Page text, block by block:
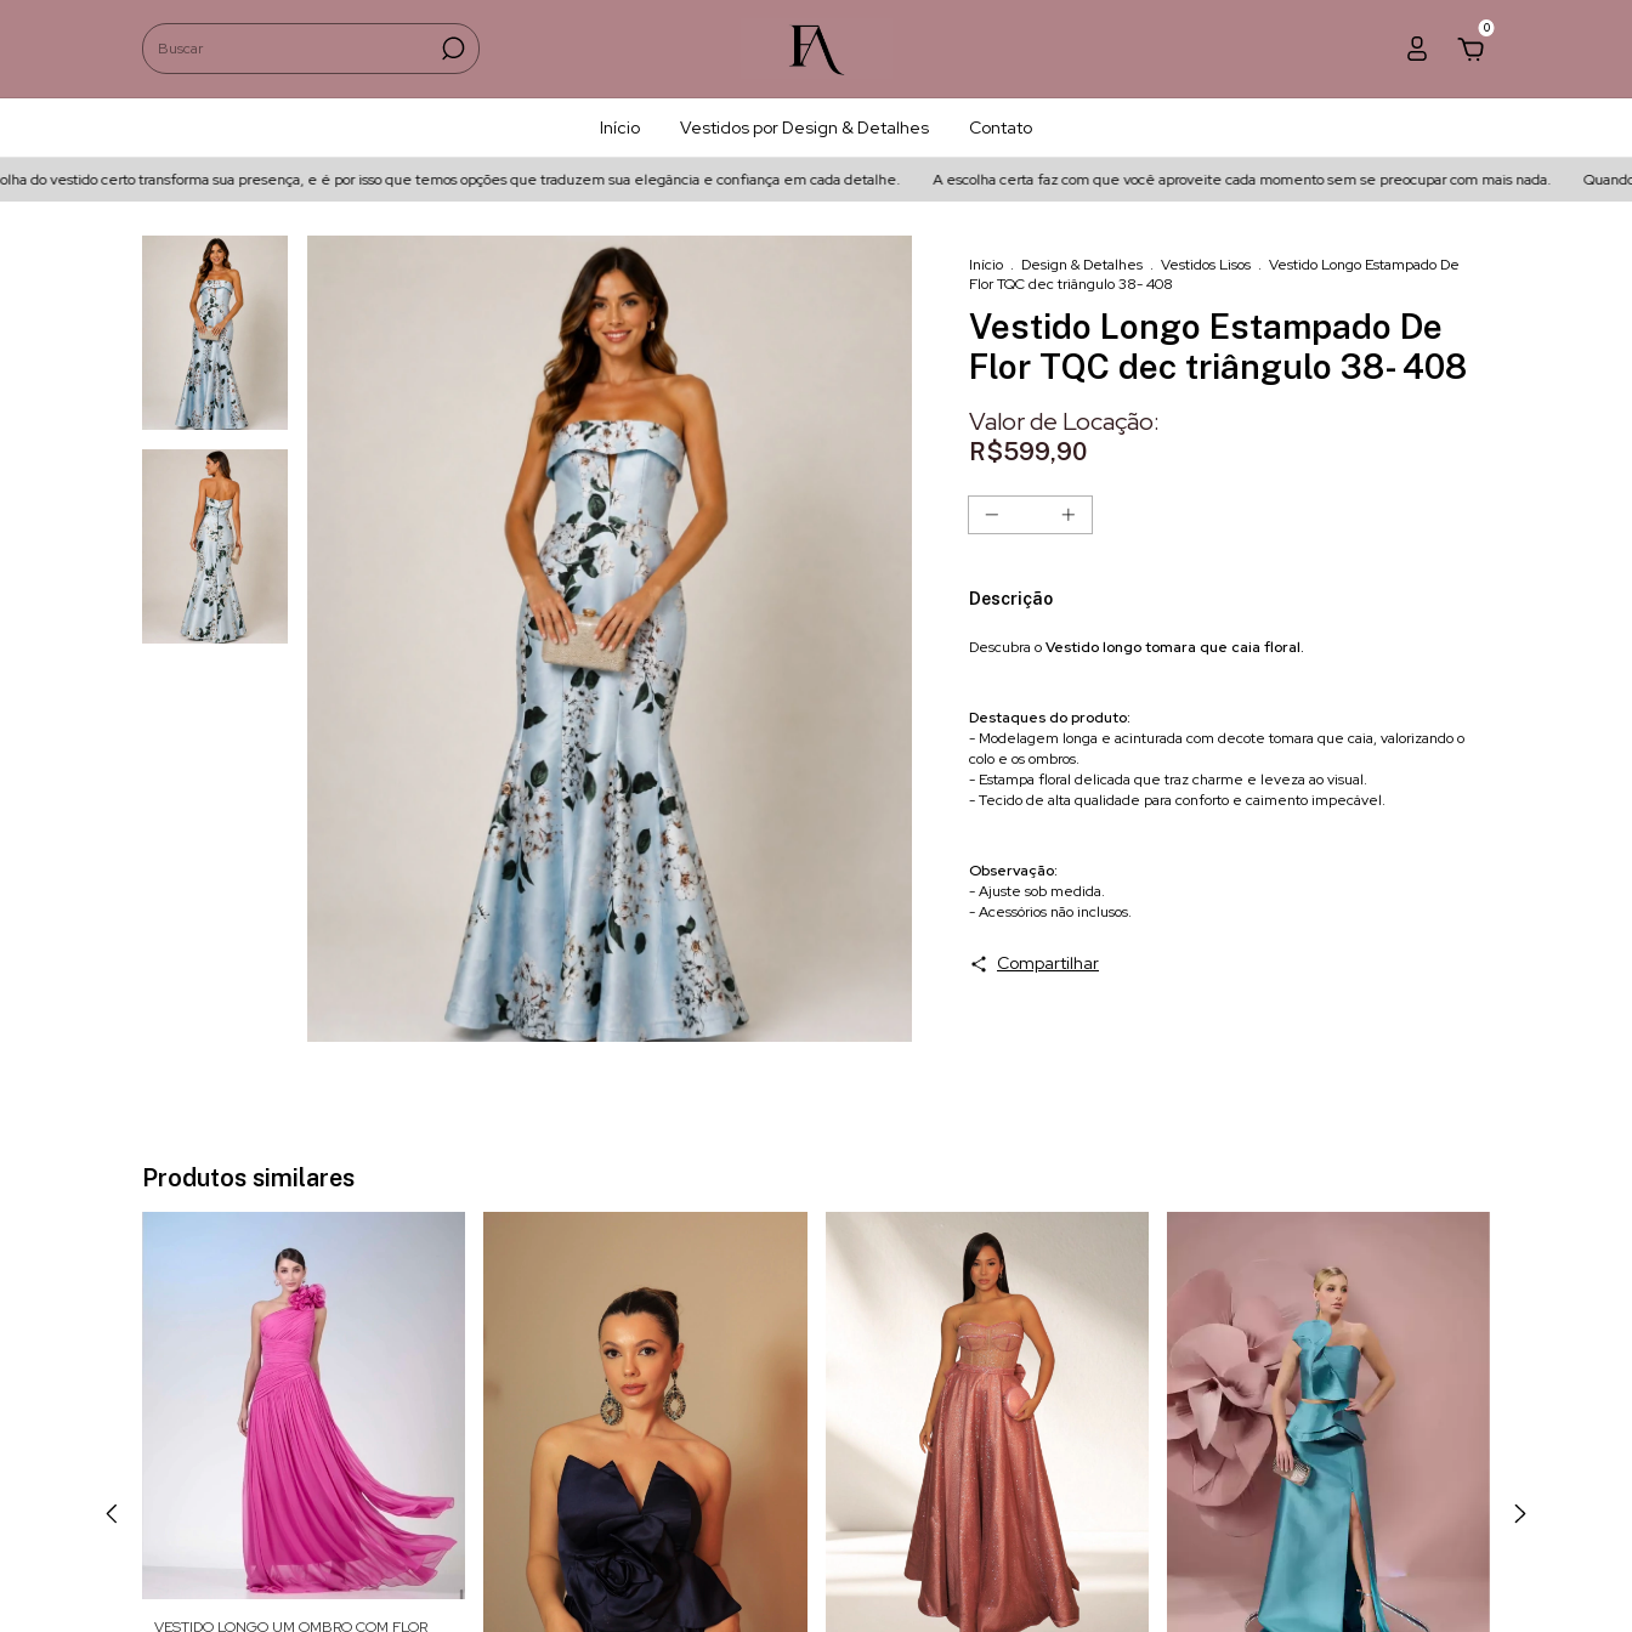
0
Início Vestidos por Design & Detalhes Contato
vestido certo transforma sua presença, e é por isso que temos opções que traduzem sua elegância e confiança em cada detalhe. A escolha certa faz com que você aproveite cada momento sem se preocupar com mais nada. Quando
Início . Design & Detalhes . Vestidos Lisos . Vestido Longo Estampado De
Flor TQC dec triângulo 38- 408
Vestido Longo Estampado De
Flor TQC dec triângulo 38- 408
R$599,90
Descrição
Descubra oVestido longo tomara que caia floral.
Destaques do produto:
- Modelagem longa e acinturada com decote tomara que caia, valorizando o
colo e os ombros.
- Estampa floral delicada que traz charme e leveza ao visual.
- Tecido de alta qualidade para conforto e caimento impecável.
Observação:
- Ajuste sob medida.
- Acessórios não inclusos.
Compartilhar
Produtos similares
VESTIDO LONGO UM OMBRO COM FLOR